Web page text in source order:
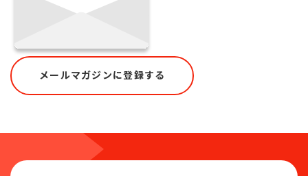
メールマガジンに登録する